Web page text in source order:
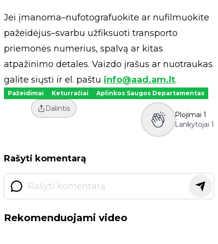
Jei įmanoma–nufotografuokite ar nufilmuokite
pažeidėjus–svarbu užfiksuoti transporto
priemonės numerius, spalvą ar kitas
atpažinimo detales. Vaizdo įrašus ar nuotraukas
galite siųsti ir el. paštu info@aad.am.lt.
Pažeidimai Keturračiai Aplinkos Saugos Departamentas
Dalintis
Plojimai 1
Lankytojai 1
Rašyti komentarą
Rekomenduojami video